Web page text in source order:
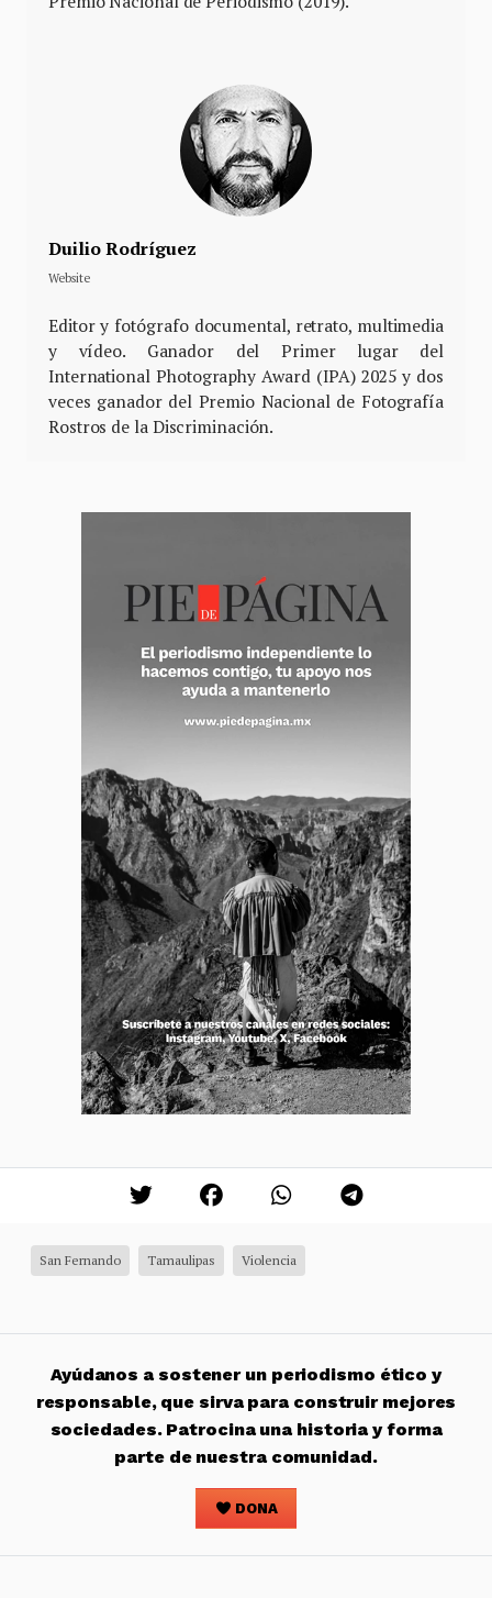
Duilio Rodríguez
Website
Editor y fotógrafo documental, retrato, multimedia
y vídeo. Ganador del Primer lugar del
International Photography Award (IPA) 2025 y dos
veces ganador del Premio Nacional de Fotografía
Rostros de la Discriminación.
San Fernando Tamaulipas Violencia
Ayúdanos a sostener un periodismo ético y
responsable, que sirva para construir mejores
sociedades. Patrocina una historia y forma
parte de nuestra comunidad.
DONA